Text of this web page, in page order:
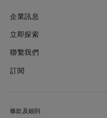
企業訊息
立即探索
聯繫我們
訂閱
條款及細則